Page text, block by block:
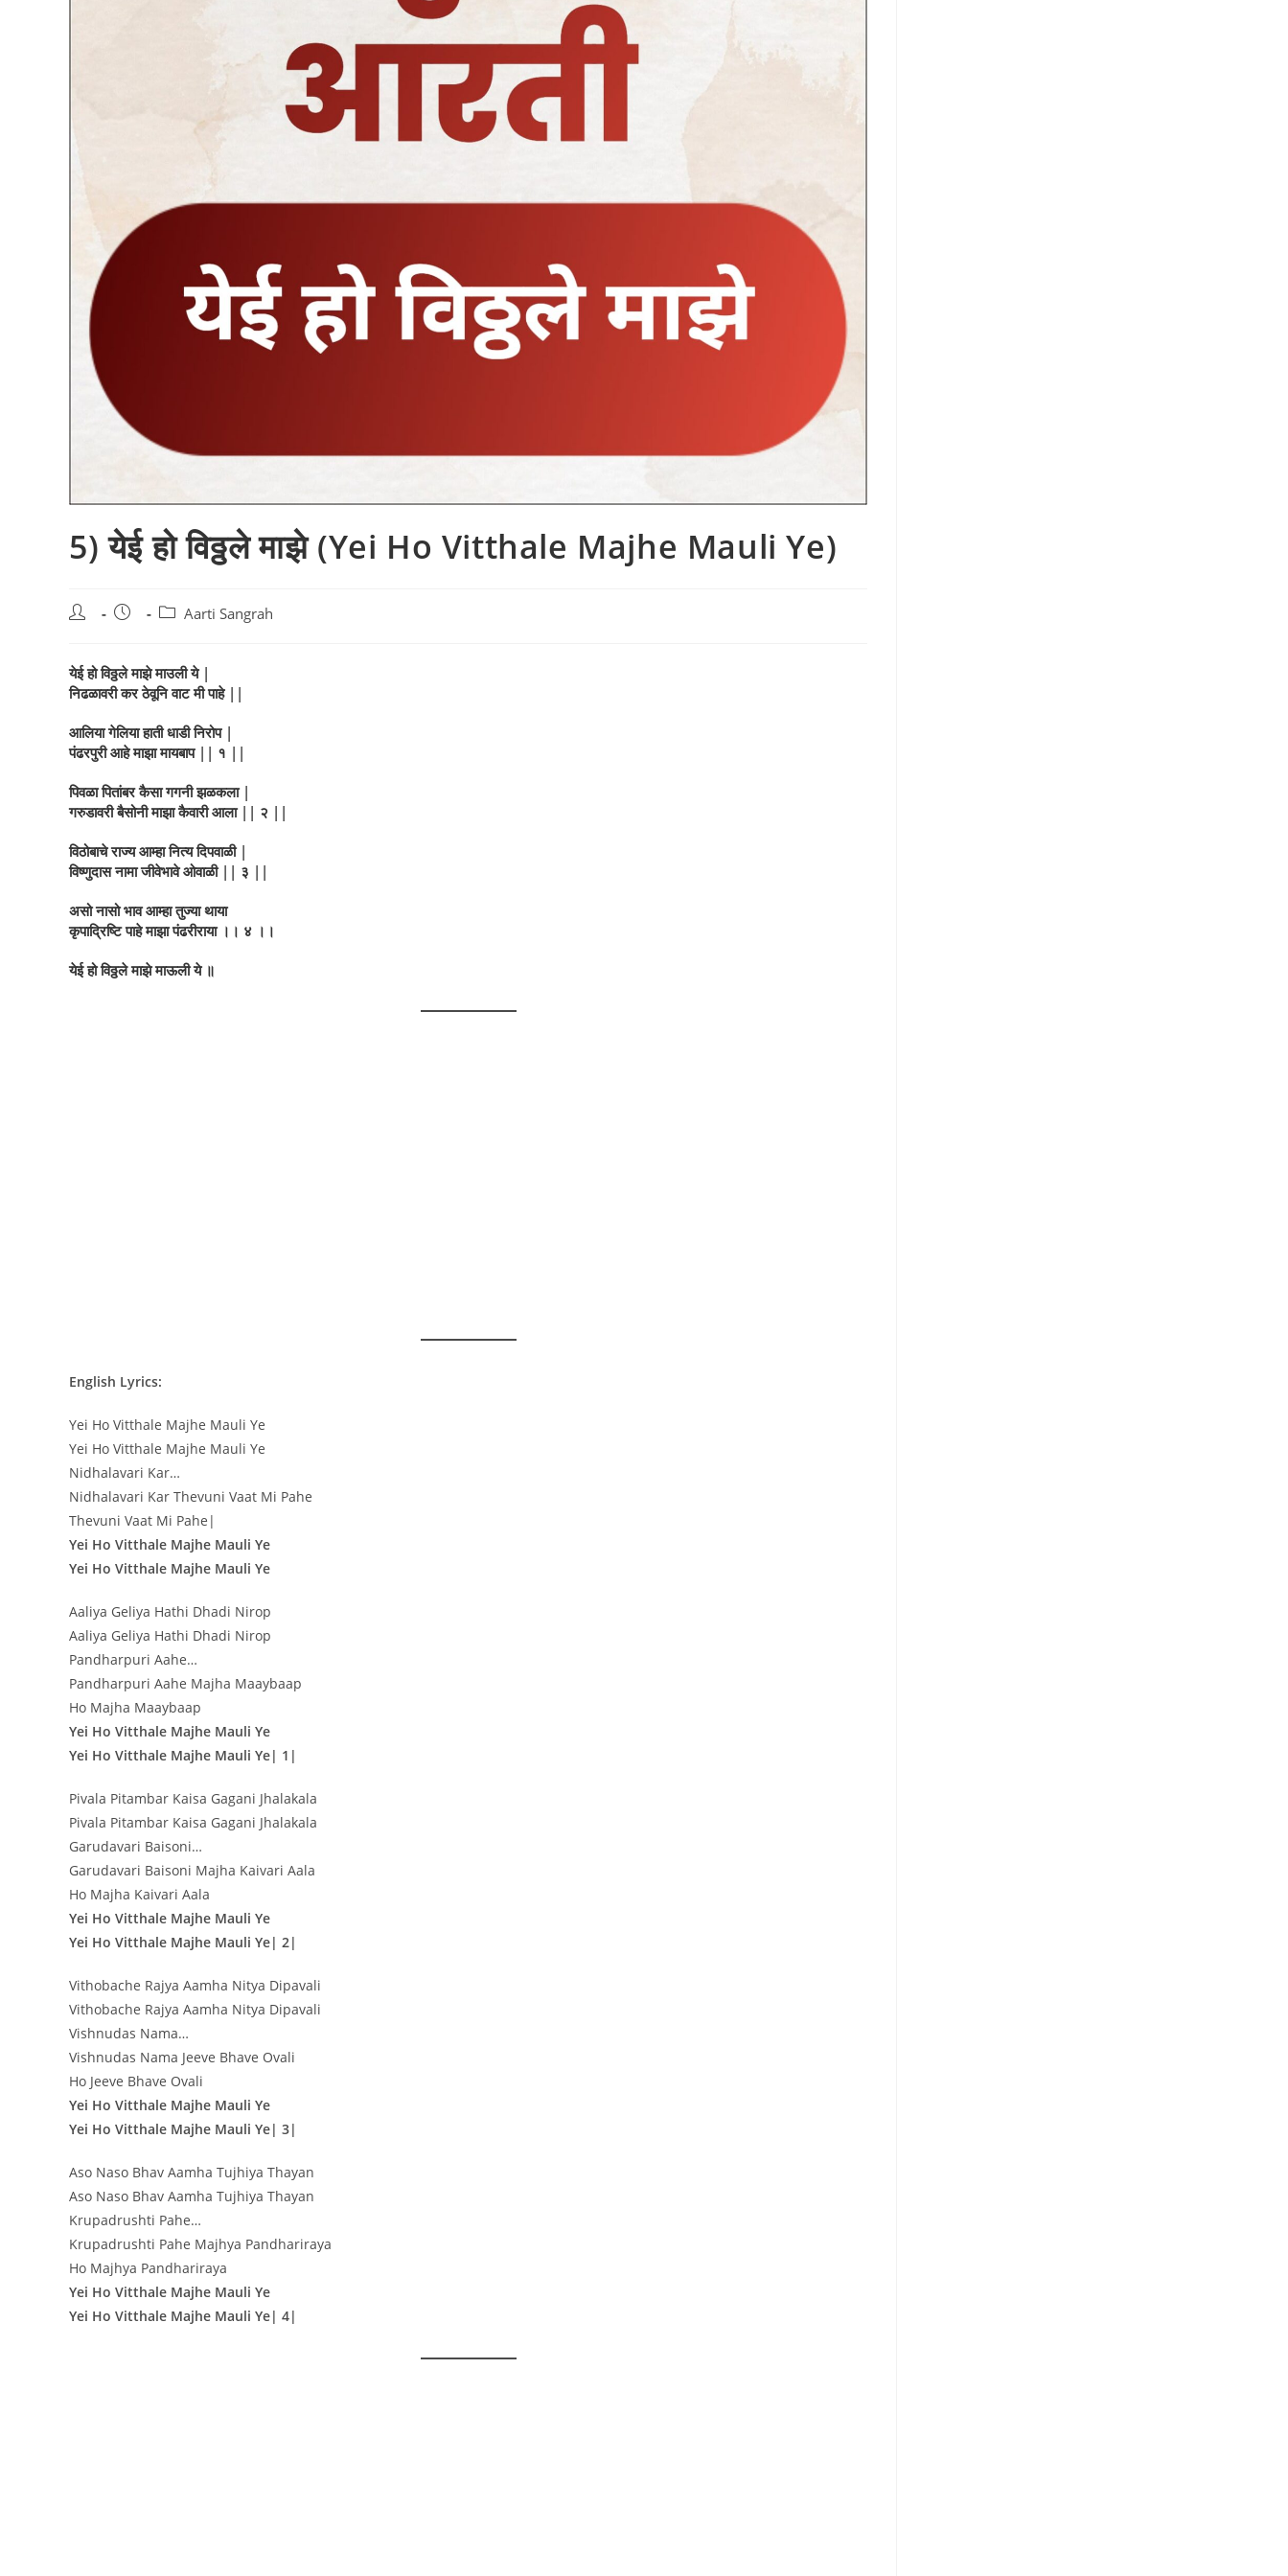
5) येई हो विठ्ठले माझे (Yei Ho Vitthale Majhe Mauli Ye)
Post
Post
PostAarti Sangrah
येई हो विठ्ठले माझे माउली ये |
निढळावरी कर ठेवूनि वाट मी पाहे ||
आलिया गेलिया हाती धाडी निरोप |
पंढरपुरी आहे माझा मायबाप || १ ||
पिवळा पितांबर कैसा गगनी झळकला |
गरुडावरी बैसोनी माझा कैवारी आला || २ ||
विठोबाचे राज्य आम्हा नित्य दिपवाळी |
विष्णुदास नामा जीवेभावे ओवाळी || ३ ||
असो नासो भाव आम्हा तुज्या थाया
कृपाद्रिष्टि पाहे माझा पंढरीराया ।। ४ ।।
येई हो विठ्ठले माझे माऊली ये ॥
English Lyrics:
Yei Ho Vitthale Majhe Mauli Ye
Yei Ho Vitthale Majhe Mauli Ye
Nidhalavari Kar…
Nidhalavari Kar Thevuni Vaat Mi Pahe
Thevuni Vaat Mi Pahe|
Yei Ho Vitthale Majhe Mauli Ye
Yei Ho Vitthale Majhe Mauli Ye
Aaliya Geliya Hathi Dhadi Nirop
Aaliya Geliya Hathi Dhadi Nirop
Pandharpuri Aahe…
Pandharpuri Aahe Majha Maaybaap
Ho Majha Maaybaap
Yei Ho Vitthale Majhe Mauli Ye
Yei Ho Vitthale Majhe Mauli Ye| 1|
Pivala Pitambar Kaisa Gagani Jhalakala
Pivala Pitambar Kaisa Gagani Jhalakala
Garudavari Baisoni…
Garudavari Baisoni Majha Kaivari Aala
Ho Majha Kaivari Aala
Yei Ho Vitthale Majhe Mauli Ye
Yei Ho Vitthale Majhe Mauli Ye| 2|
Vithobache Rajya Aamha Nitya Dipavali
Vithobache Rajya Aamha Nitya Dipavali
Vishnudas Nama…
Vishnudas Nama Jeeve Bhave Ovali
Ho Jeeve Bhave Ovali
Yei Ho Vitthale Majhe Mauli Ye
Yei Ho Vitthale Majhe Mauli Ye| 3|
Aso Naso Bhav Aamha Tujhiya Thayan
Aso Naso Bhav Aamha Tujhiya Thayan
Krupadrushti Pahe…
Krupadrushti Pahe Majhya Pandhariraya
Ho Majhya Pandhariraya
Yei Ho Vitthale Majhe Mauli Ye
Yei Ho Vitthale Majhe Mauli Ye| 4|